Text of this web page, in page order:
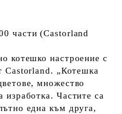
части (Castorland
котешко настроение с
Castorland. „Котешка
множество
изработка. Частите са
една към друга,